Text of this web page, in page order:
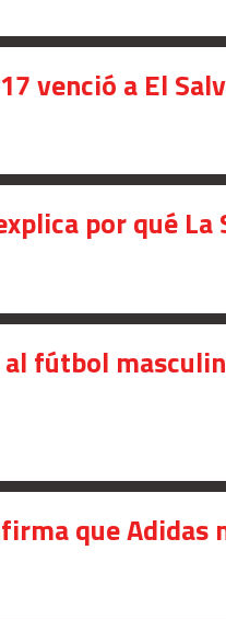
venció a El
por qué
fútbol
que Adidas